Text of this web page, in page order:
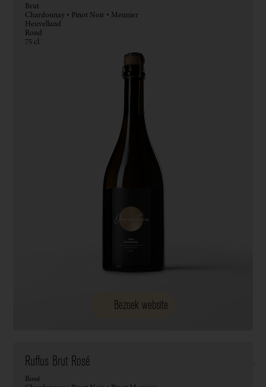
Brut
Chardonnay • Pinot Noir • Meunier
Heuvelland
Rond
75 cl
Bezoek website
Ruffus Brut Rosé
Rosé